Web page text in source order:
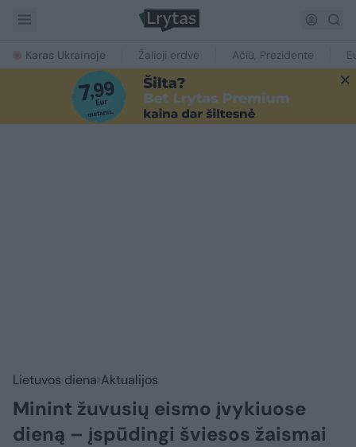
Karas Ukrainoje Žalioji erdvė Ačiū, Prezidente
Lietuvos diena Aktualijos
Minint žuvusių eismo įvykiuose
dieną – įspūdingi šviesos žaismai